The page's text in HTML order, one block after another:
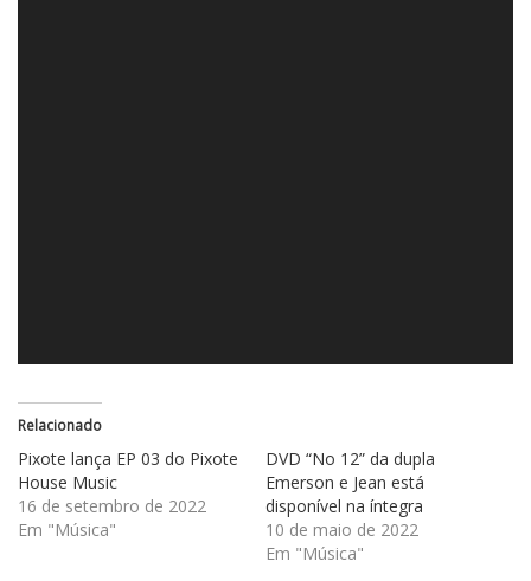
Relacionado
Pixote lança EP 03 do Pixote
House Music
16 de setembro de 2022
Em "Música"
DVD “No 12” da dupla
Emerson e Jean está
disponível na íntegra
10 de maio de 2022
Em "Música"